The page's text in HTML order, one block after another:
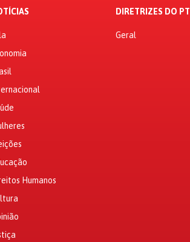
Humanos
DIRETRIZES DO PT
Geral